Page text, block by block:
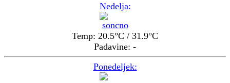
Nedelja:
Temp: 20.5°C / 31.9°C
Padavine: -
Ponedeljek: